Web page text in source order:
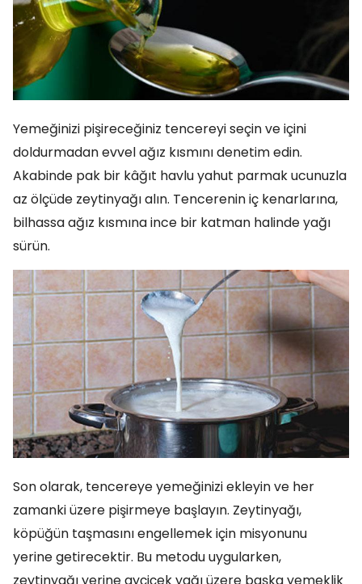
Yemeğinizi pişireceğiniz tencereyi seçin ve içini
doldurmadan evvel ağız kısmını denetim edin.
Akabinde pak bir kâğıt havlu yahut parmak ucunuzla
az ölçüde zeytinyağı alın. Tencerenin iç kenarlarına,
bilhassa ağız kısmına ince bir katman halinde yağı
sürün.
Son olarak, tencereye yemeğinizi ekleyin ve her
zamanki üzere pişirmeye başlayın. Zeytinyağı,
köpüğün taşmasını engellemek için misyonunu
yerine getirecektir. Bu metodu uygularken,